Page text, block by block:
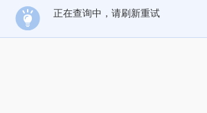
正在查询中，请刷新重试